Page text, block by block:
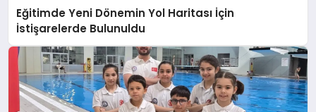
Eğitimde Yeni Dönemin Yol Haritası İçin
İstişarelerde Bulunuldu